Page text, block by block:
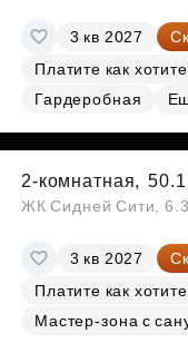
3 кв 2027
Платите как хотите
Гардеробная
2-комнатная,
ЖК Сидней Сити,
3 кв 2027
Платите как хотите
Мастер-зона с